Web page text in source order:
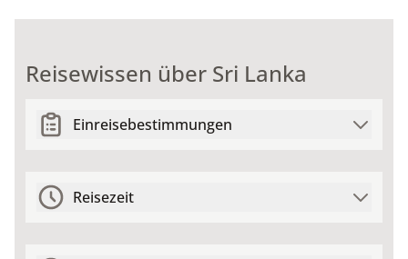
Reisewissen über Sri Lanka
Einreisebestimmungen
Reisezeit